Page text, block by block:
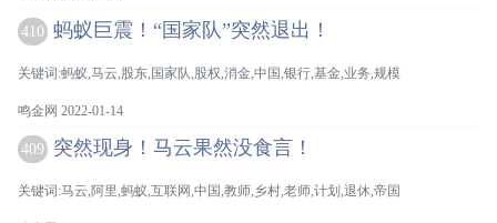
410 蚂蚁巨震！“国家队”突然退出！
关键词:蚂蚁,马云,股东,国家队,股权,消金,中国,银行,基金,业务,规模
鸣金网 2022-01-14
409 突然现身！马云果然没食言！
关键词:马云,阿里,蚂蚁,互联网,中国,教师,乡村,老师,计划,退休,帝国